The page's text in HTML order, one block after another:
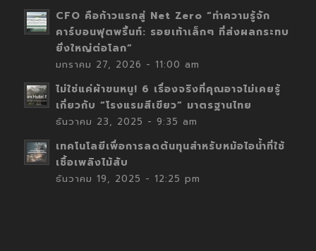
CFO คือก้าวแรกสู่ Net Zero “ทำความรู้จัก
คาร์บอนฟุตพริ้นท์: รอยเท้าเล็กๆ ที่ส่งผลกระทบ
ยิ่งใหญ่ต่อโลก”
มกราคม 27, 2026 - 11:00 am
ไม่ใช่แค่ผ้าขนหนู! 6 เรื่องจริงที่คุณอาจไม่เคยรู้
เกี่ยวกับ “โรงแรมสีเขียว” มาตรฐานไทย
ธันวาคม 23, 2025 - 9:35 am
เทคโนโลยีเพื่อการลดต้นทุนสำหรับหม้อไอน้ำที่ใช้
เชื้อเพลิงไม้สับ
ธันวาคม 19, 2025 - 12:25 pm